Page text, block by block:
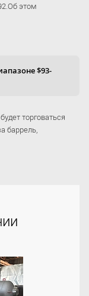
этом
$93-
торговаться
баррель,